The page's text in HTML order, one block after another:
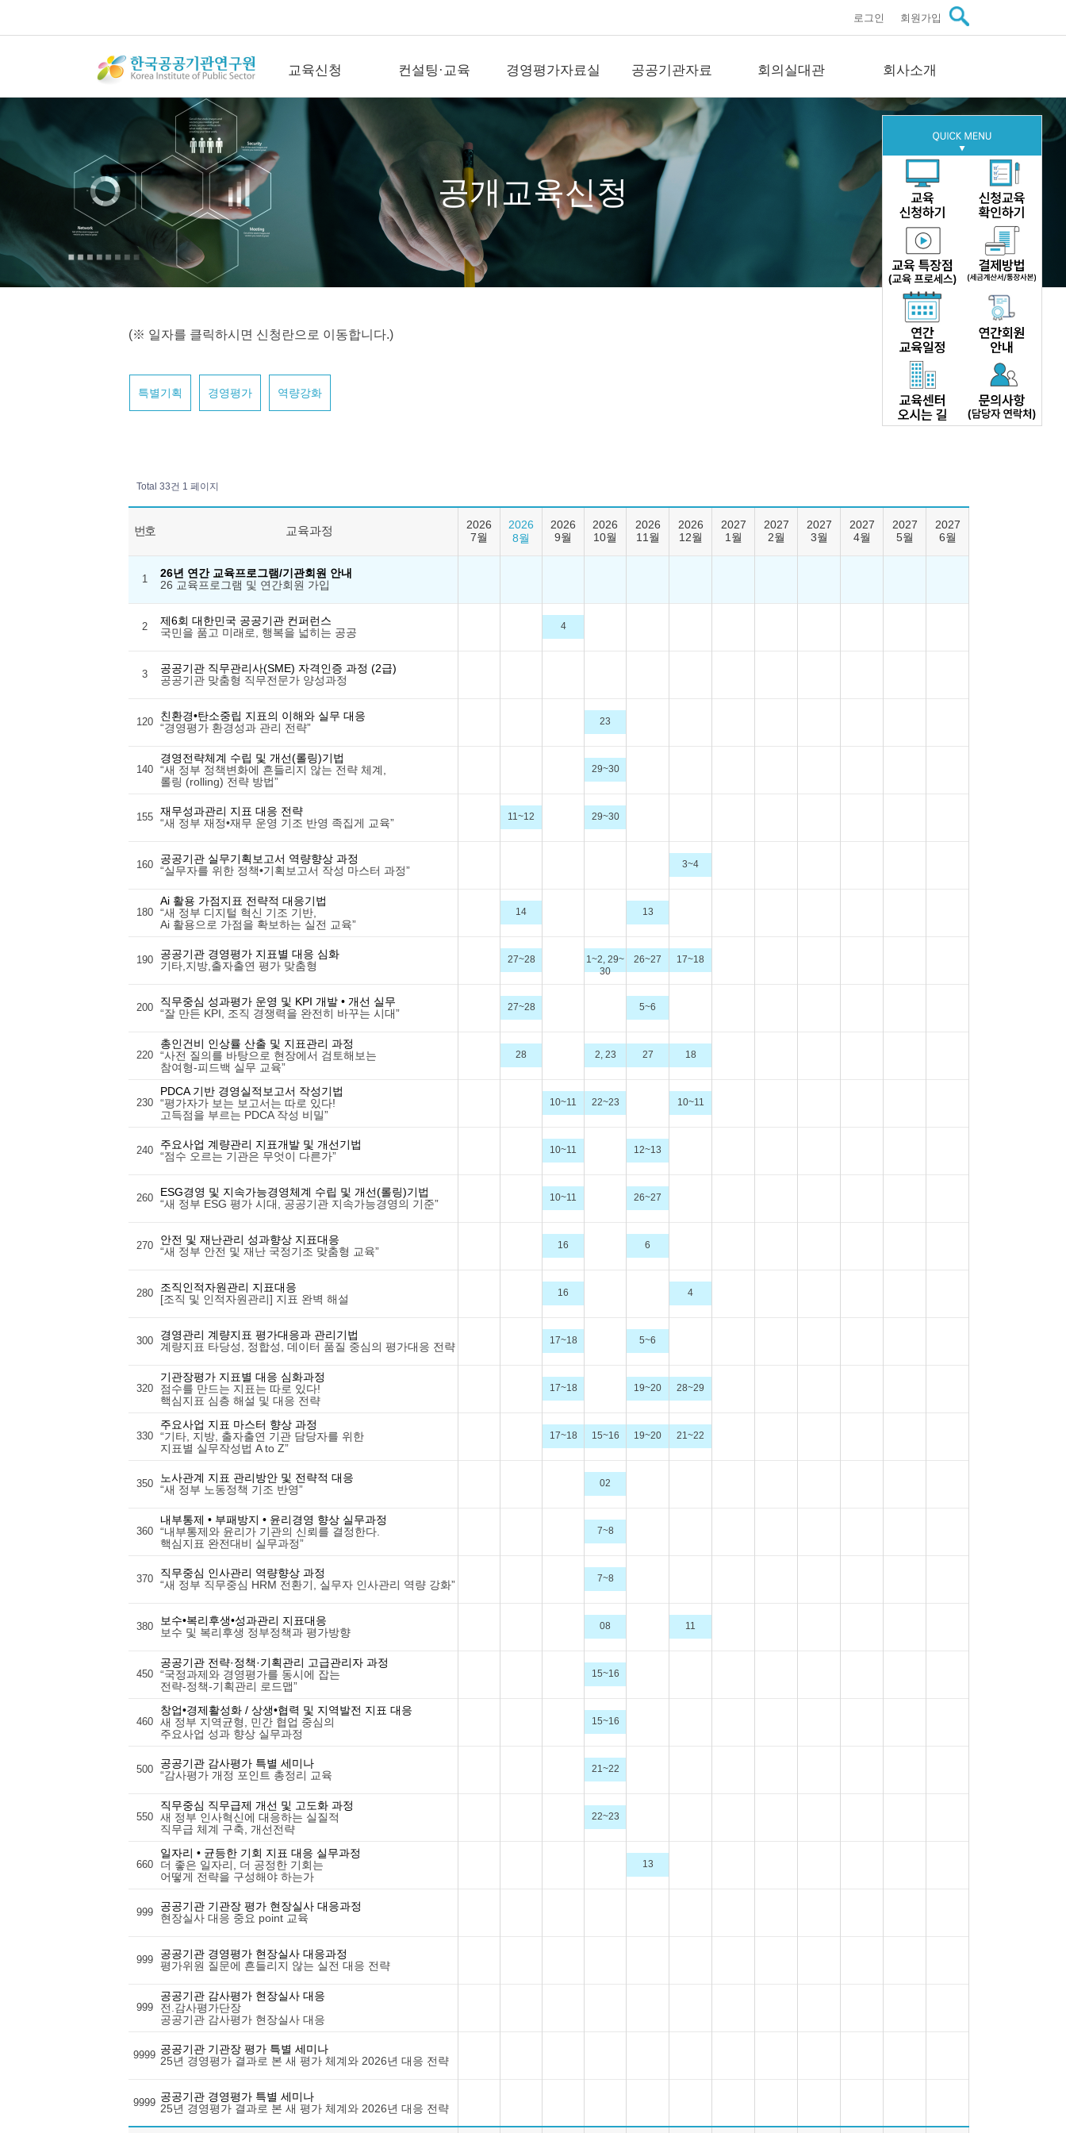
회원가입
로그인
교육신청 컨설팅·교육 경영평가자료실 공공기관자료 회의실대관 회사소개
공개교육신청
직무관리사(SME)신
연간회원신청
수강후기
문의
컨설팅·교육
직무전문가(SME)자
경평교수섭외
전문교육위탁(워크
숍)
경영평가/자문
지표개발/개선
전략수립/경영ESG
문의
경영평가자료실
국가공공기관평가
기타공공기관평가
지방공기업평가
출자출연기관평가
공공기관자료
공공기관뉴스
국가기관자료
지방기관자료
공공정보사이트
영상/사진자료
문의
회사소개
미션·비전·연혁
주요실적
오시는길
문의
공개교육신청
(※ 일자를 클릭하시면 신청란으로 이동합니다.)
특별기획 경영평가 역량강화
Total 33건 1 페이지
번호 교육과정
2026
7월
2026
8월
2026
9월
2026
10월
2026
11월
2026
12월
2027
1월
2027
2월
2027
3월
2027
4월
2027
5월
2027
6월
1
26년 연간 교육프로그램/기관회원 안내
26 교육프로그램 및 연간회원 가입
2
제6회 대한민국 공공기관 컨퍼런스
국민을 품고 미래로, 행복을 넓히는 공공
4
3
공공기관 직무관리사(SME) 자격인증 과정 (2급)
공공기관 맞춤형 직무전문가 양성과정
120
친환경•탄소중립 지표의 이해와 실무 대응
“경영평가 환경성과 관리 전략”
23
140
경영전략체계 수립 및 개선(롤링)기법
“새 정부 정책변화에 흔들리지 않는 전략 체계,
롤링 (rolling) 전략 방법”
29~30
155
재무성과관리 지표 대응 전략
“새 정부 재정•재무 운영 기조 반영 족집게 교육”
11~12 29~30
160
공공기관 실무기획보고서 역량향상 과정
“실무자를 위한 정책•기획보고서 작성 마스터 과정”
3~4
180
Ai 활용 가점지표 전략적 대응기법
“새 정부 디지털 혁신 기조 기반,
Ai 활용으로 가점을 확보하는 실전 교육”
14 13
190
공공기관 경영평가 지표별 대응 심화
기타,지방,출자출연 평가 맞춤형
27~28
1~2, 29~
30
26~27 17~18
200
직무중심 성과평가 운영 및 KPI 개발 • 개선 실무
“잘 만든 KPI, 조직 경쟁력을 완전히 바꾸는 시대”
27~28 5~6
220
총인건비 인상률 산출 및 지표관리 과정
“사전 질의를 바탕으로 현장에서 검토해보는
참여형-피드백 실무 교육”
28 2, 23 27 18
230
PDCA 기반 경영실적보고서 작성기법
“평가자가 보는 보고서는 따로 있다!
고득점을 부르는 PDCA 작성 비밀”
10~11 22~23 10~11
240
주요사업 계량관리 지표개발 및 개선기법
“점수 오르는 기관은 무엇이 다른가”
10~11 12~13
260
ESG경영 및 지속가능경영체계 수립 및 개선(롤링)기법
“새 정부 ESG 평가 시대, 공공기관 지속가능경영의 기준”
10~11 26~27
270
안전 및 재난관리 성과향상 지표대응
“새 정부 안전 및 재난 국정기조 맞춤형 교육”
16 6
280
조직인적자원관리 지표대응
[조직 및 인적자원관리] 지표 완벽 해설
16 4
300
경영관리 계량지표 평가대응과 관리기법
계량지표 타당성, 정합성, 데이터 품질 중심의 평가대응 전략
17~18 5~6
320
기관장평가 지표별 대응 심화과정
점수를 만드는 지표는 따로 있다!
핵심지표 심층 해설 및 대응 전략
17~18 19~20 28~29
330
주요사업 지표 마스터 향상 과정
“기타, 지방, 출자출연 기관 담당자를 위한
지표별 실무작성법 A to Z”
17~18 15~16 19~20 21~22
350
노사관계 지표 관리방안 및 전략적 대응
“새 정부 노동정책 기조 반영”
02
360
내부통제 • 부패방지 • 윤리경영 향상 실무과정
“내부통제와 윤리가 기관의 신뢰를 결정한다.
핵심지표 완전대비 실무과정”
7~8
370
직무중심 인사관리 역량향상 과정
“새 정부 직무중심 HRM 전환기, 실무자 인사관리 역량 강화”
7~8
380
보수•복리후생•성과관리 지표대응
보수 및 복리후생 정부정책과 평가방향
08 11
450
공공기관 전략·정책·기획관리 고급관리자 과정
“국정과제와 경영평가를 동시에 잡는
전략-정책-기획관리 로드맵”
15~16
460
창업•경제활성화 / 상생•협력 및 지역발전 지표 대응
새 정부 지역균형, 민간 협업 중심의
주요사업 성과 향상 실무과정
15~16
500
공공기관 감사평가 특별 세미나
“감사평가 개정 포인트 총정리 교육
21~22
550
직무중심 직무급제 개선 및 고도화 과정
새 정부 인사혁신에 대응하는 실질적
직무급 체계 구축, 개선전략
22~23
660
일자리 • 균등한 기회 지표 대응 실무과정
더 좋은 일자리, 더 공정한 기회는
어떻게 전략을 구성해야 하는가
13
999
공공기관 기관장 평가 현장실사 대응과정
현장실사 대응 중요 point 교육
999
공공기관 경영평가 현장실사 대응과정
평가위원 질문에 흔들리지 않는 실전 대응 전략
999
공공기관 감사평가 현장실사 대응
전.감사평가단장
공공기관 감사평가 현장실사 대응
9999 공공기관 기관장 평가 특별 세미나
25년 경영평가 결과로 본 새 평가 체계와 2026년 대응 전략
9999 공공기관 경영평가 특별 세미나
25년 경영평가 결과로 본 새 평가 체계와 2026년 대응 전략